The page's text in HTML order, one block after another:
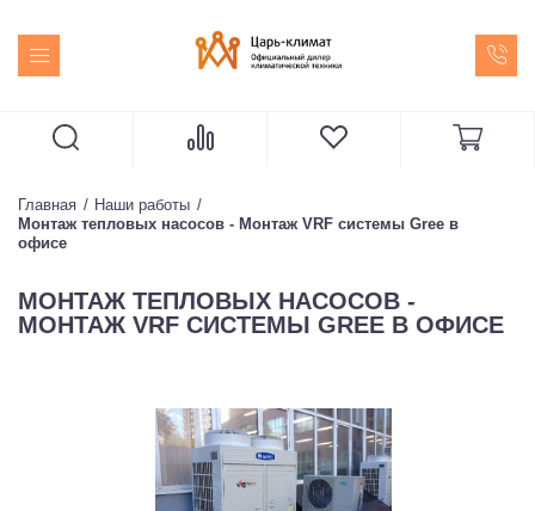
Главная
Наши работы
Монтаж тепловых насосов - Монтаж VRF системы Gree в
офисе
МОНТАЖ ТЕПЛОВЫХ НАСОСОВ -
МОНТАЖ VRF СИСТЕМЫ GREE В ОФИСЕ